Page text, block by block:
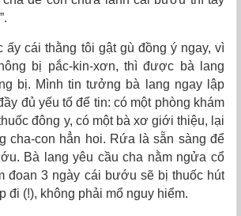
ấy cái thằng tôi gật gù đồng ý ngay, vì
bị pắc-kin-xơn, thì được bà lang
bị. Mình tin tưởng bà lang ngay lập
đủ yếu tố để tin: có một phòng khám
đông y, có một bà xơ giới thiệu, lại
cha-con hẳn hoi. Rứa là sẵn sàng để
Bà lang yêu cầu cha nằm ngửa cổ
đoan 3 ngày cái bướu sẽ bị thuốc hút
đi (!), không phải mổ nguy hiểm.